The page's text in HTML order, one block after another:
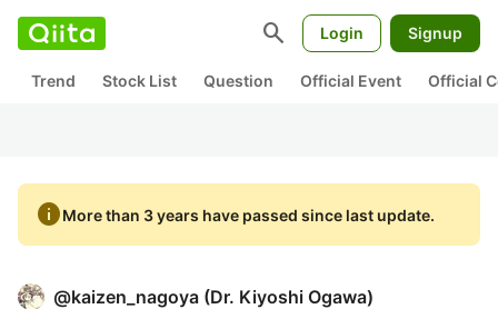
search Login Signup
Trend Stock List Question Official Event Official
infoMore than 3 years have passed since last update.
@kaizen_nagoya (Dr. Kiyoshi Ogawa)